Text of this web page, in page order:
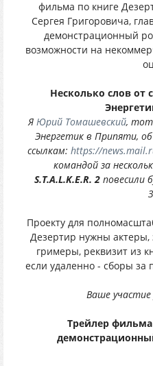
фильма по книге
Сергея Григоровича,
демонстрационный
возможности на
Несколько слов от
Я Юрий Томашевский, тот
Энергетик в Припяти,
ссылкам: https://
командой за
S.T.A.L.K.E.R. 2 повесили
Проекту для
Дезертир нужны актеры,
гримеры, реквизит из
если удаленно - сборы
Ваше
Трейлер фильма